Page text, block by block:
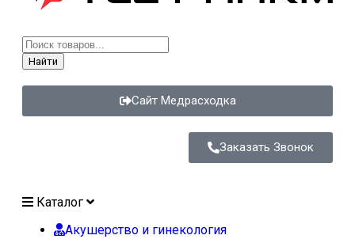
Найти
Сайт Медрасходка
Заказать Звонок
Каталог
Акушерство и гинекология